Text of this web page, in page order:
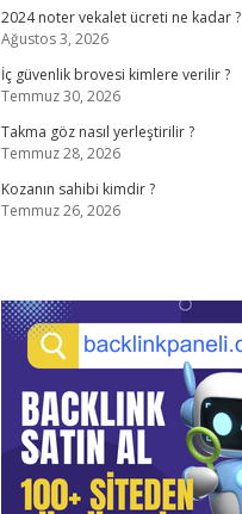
2024 noter vekalet ücreti ne kadar ?
Ağustos 3, 2026
İç güvenlik brovesi kimlere verilir ?
Temmuz 30, 2026
Takma göz nasıl yerleştirilir ?
Temmuz 28, 2026
Kozanın sahibi kimdir ?
Temmuz 26, 2026